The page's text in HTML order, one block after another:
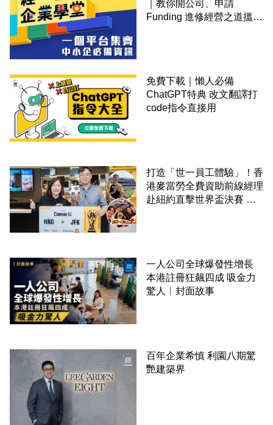
｜教你開公司、申請
Funding 進修經營之道搵大
免費下載｜懶人必備
ChatGPT特典 改文翻譯打
code指令直接用
打造「世一員工體驗」！香
港麥當勞全費資助前線經理
赴紐約直擊世界盃決賽 見
一人公司全球爆發性增長
本港註冊狂飆四成 吸金力
驚人︳封面故事
百年企業希慎 利園八期驚
艷建築界